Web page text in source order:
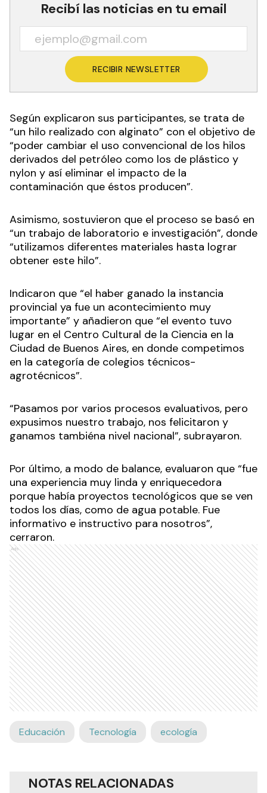
Recibí las noticias en tu email
RECIBIR NEWSLETTER
Según explicaron sus participantes, se trata de
“un hilo realizado con alginato” con el objetivo de
“poder cambiar el uso convencional de los hilos
derivados del petróleo como los de plástico y
nylon y así eliminar el impacto de la
contaminación que éstos producen”.
Asimismo, sostuvieron que el proceso se basó en
“un trabajo de laboratorio e investigación”, donde
“utilizamos diferentes materiales hasta lograr
obtener este hilo”.
Indicaron que “el haber ganado la instancia
provincial ya fue un acontecimiento muy
importante” y añadieron que “el evento tuvo
lugar en el Centro Cultural de la Ciencia en la
Ciudad de Buenos Aires, en donde competimos
en la categoría de colegios técnicos-
agrotécnicos”.
“Pasamos por varios procesos evaluativos, pero
expusimos nuestro trabajo, nos felicitaron y
ganamos tambiéna nivel nacional”, subrayaron.
Por último, a modo de balance, evaluaron que “fue
una experiencia muy linda y enriquecedora
porque había proyectos tecnológicos que se ven
todos los días, como de agua potable. Fue
informativo e instructivo para nosotros”,
cerraron.
Ads
Educación Tecnología ecología
NOTAS RELACIONADAS